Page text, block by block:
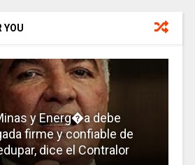
YOU
y Energ�a debe
firme y confiable de
dice el Contralor